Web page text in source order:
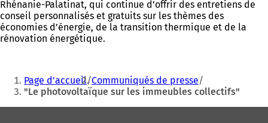
Rhénanie-Palatinat, qui continue d’offrir des entretiens de
conseil personnalisés et gratuits sur les thèmes des
économies d’énergie, de la transition thermique et de la
rénovation énergétique.
Vous
êtes
ici
Page d'accueil Communiqués de presse
"Le photovoltaïque sur les immeubles collectifs"